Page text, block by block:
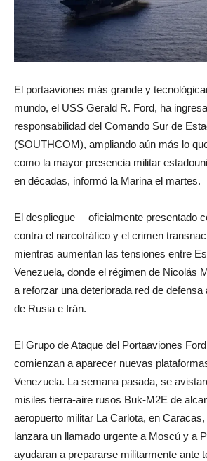
El portaaviones más grande y
mundo, el USS Gerald R. Ford, ha
responsabilidad del Comando Sur de
(SOUTHCOM), ampliando aún más lo
como la mayor presencia militar
en décadas, informó la Marina el martes.
El despliegue —oficialmente presentado
contra el narcotráfico y el crimen
mientras aumentan las tensiones entre
Venezuela, donde el régimen de Nicolás
a reforzar una deteriorada red de defensa
de Rusia e Irán.
El Grupo de Ataque del Portaaviones
comienzan a aparecer nuevas
Venezuela. La semana pasada, se
misiles tierra-aire rusos Buk-M2E de
aeropuerto militar La Carlota, en
lanzara un llamado urgente a Moscú y a
ayudaran a prepararse militarmente ante